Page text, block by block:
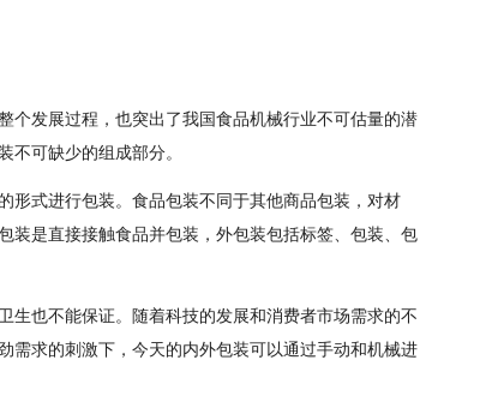
个发展过程，也突出了我国食品机械行业不可估量的潜
可缺少的组成部分。
形式进行包装。食品包装不同于其他商品包装，对材
装是直接接触食品并包装，外包装包括标签、包装、包
生也不能保证。随着科技的发展和消费者市场需求的不
需求的刺激下，今天的内外包装可以通过手动和机械进